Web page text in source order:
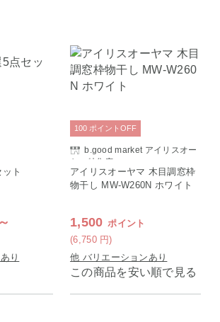
ト
～
り
b.good market アイリスオー
ヤマ特集店
アイリスオーヤマ 木目調窓枠
物干し MW-W260N ホワイト
1,500 ポイント
(6,750 円)
100 ポイント OFF
他 バリエーションあり
この商品を安い順で見る